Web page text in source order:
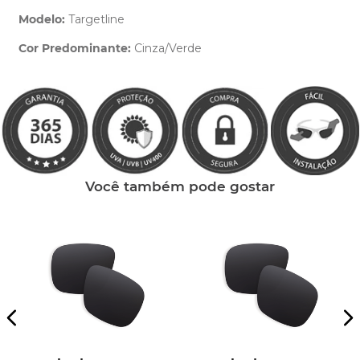
Modelo: Targetline
Cor Predominante: Cinza/Verde
Você também pode gostar